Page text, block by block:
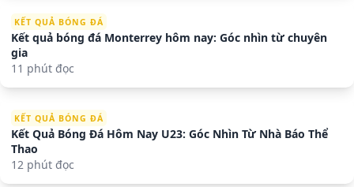
KẾT QUẢ BÓNG ĐÁ
Kết quả bóng đá Monterrey hôm nay: Góc nhìn từ chuyên
gia
11 phút đọc
KẾT QUẢ BÓNG ĐÁ
Kết Quả Bóng Đá Hôm Nay U23: Góc Nhìn Từ Nhà Báo Thể
Thao
12 phút đọc